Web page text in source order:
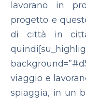
lavorano in
progetto e
di città in
viaggio e
spiaggia, in un